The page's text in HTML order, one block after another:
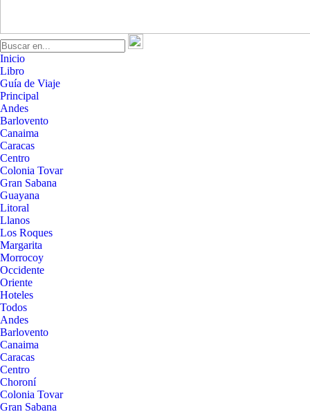
Inicio
Libro
Guía de Viaje
Principal
Andes
Barlovento
Canaima
Caracas
Centro
Colonia Tovar
Gran Sabana
Guayana
Litoral
Llanos
Los Roques
Margarita
Morrocoy
Occidente
Oriente
Hoteles
Todos
Andes
Barlovento
Canaima
Caracas
Centro
Choroní
Colonia Tovar
Gran Sabana